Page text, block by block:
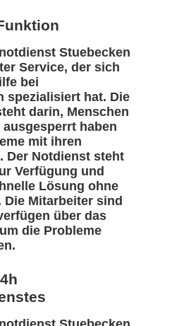
Stuebecken
Service, der sich
bei
spezialisiert hat. Die
darin, Menschen
haben
mit ihren
Der Notdienst steht
Verfügung und
Lösung ohne
Die Mitarbeiter sind
über das
die Probleme